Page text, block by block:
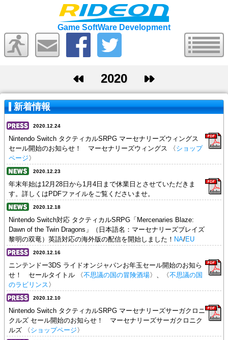
Game SoftWare Development
20212020
新着情報
2020.12.24
Nintendo Switch タクティカルSRPG マーセナリーズウィングス
セール開始のお知らせ！ マーセナリーズウィングス 〈 ショップ
ページ 〉
2020.12.23
年末年始は12月28日から1月4日まで休業日とさせていただきま
す。詳しくはPDFファイルをご覧くださいませ。
2020.12.18
Nintendo Switch対応 タクティカルSRPG「Mercenaries Blaze:
Dawn of the Twin Dragons」（日本語名：マーセナリーズブレイズ
黎明の双竜）英語対応の海外版の配信を開始しました！ NA/EU
2020.12.16
ニンテンドー3DS ライドオンジャパンお年玉セール開始のお知ら
せ！ セールタイトル 〈不思議の国の冒険酒場〉、〈不思議の国
のラビリンス 〉
2020.12.10
Nintendo Switch タクティカルSRPG マーセナリーズサーガクロニ
クルズ セール開始のお知らせ！ マーセナリーズサーガクロニク
ルズ 〈 ショップページ 〉